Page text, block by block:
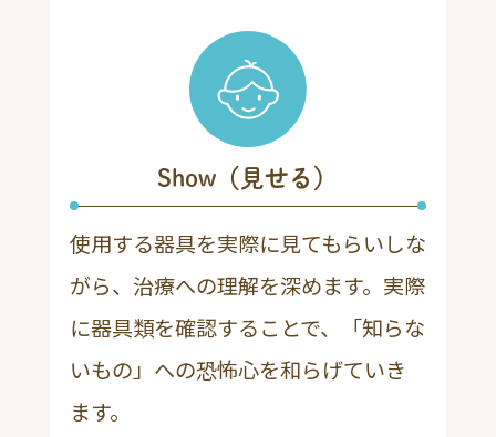
Show（見せる）
使用する器具を実際に見てもらいしな
がら、治療への理解を深めます。実際
に器具類を確認することで、「知らな
いもの」への恐怖心を和らげていき
ます。